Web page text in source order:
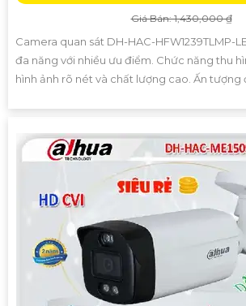
Giá Bán: 1,430,000 ₫
Camera quan sát DH-HAC-HFW1239TLMP-
đa năng với nhiều ưu điểm. Chức năng thu
hình ảnh rõ nét và chất lượng cao. Ấn tượng